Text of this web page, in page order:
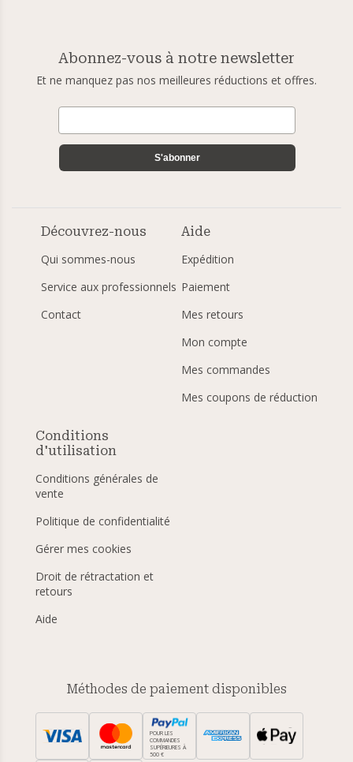
Abonnez-vous à notre newsletter
Et ne manquez pas nos meilleures réductions et offres.
S'abonner
Découvrez-nous
Qui sommes-nous
Service aux professionnels
Contact
Aide
Expédition
Paiement
Mes retours
Mon compte
Mes commandes
Mes coupons de réduction
Conditions
d'utilisation
Conditions générales de
vente
Politique de confidentialité
Gérer mes cookies
Droit de rétractation et
retours
Aide
Méthodes de paiement disponibles
POUR LES
COMMANDES
SUPÉRIEURES À
500 €